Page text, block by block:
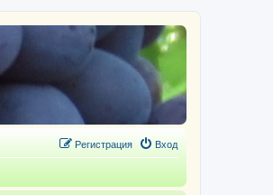
Вход
Регистрация